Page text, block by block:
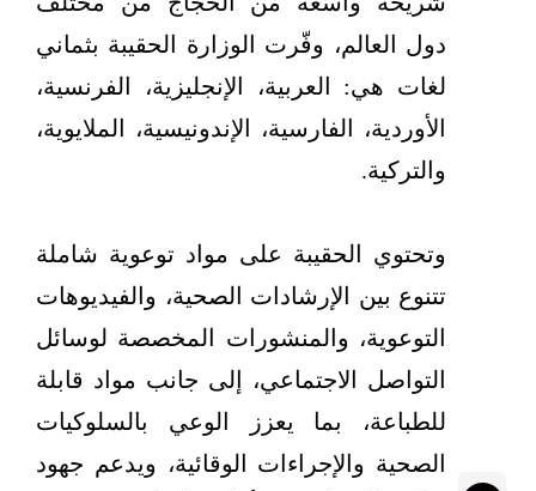
دول العالم، وفّرت الوزارة الحقيبة بثماني
لغات هي: العربية، الإنجليزية، الفرنسية،
الأوردية، الفارسية، الإندونيسية، الملايوية،
والتركية.
وتحتوي الحقيبة على مواد توعوية شاملة
تتنوع بين الإرشادات الصحية، والفيديوهات
التوعوية، والمنشورات المخصصة لوسائل
التواصل الاجتماعي، إلى جانب مواد قابلة
للطباعة، بما يعزز الوعي بالسلوكيات
الصحية والإجراءات الوقائية، ويدعم جهود